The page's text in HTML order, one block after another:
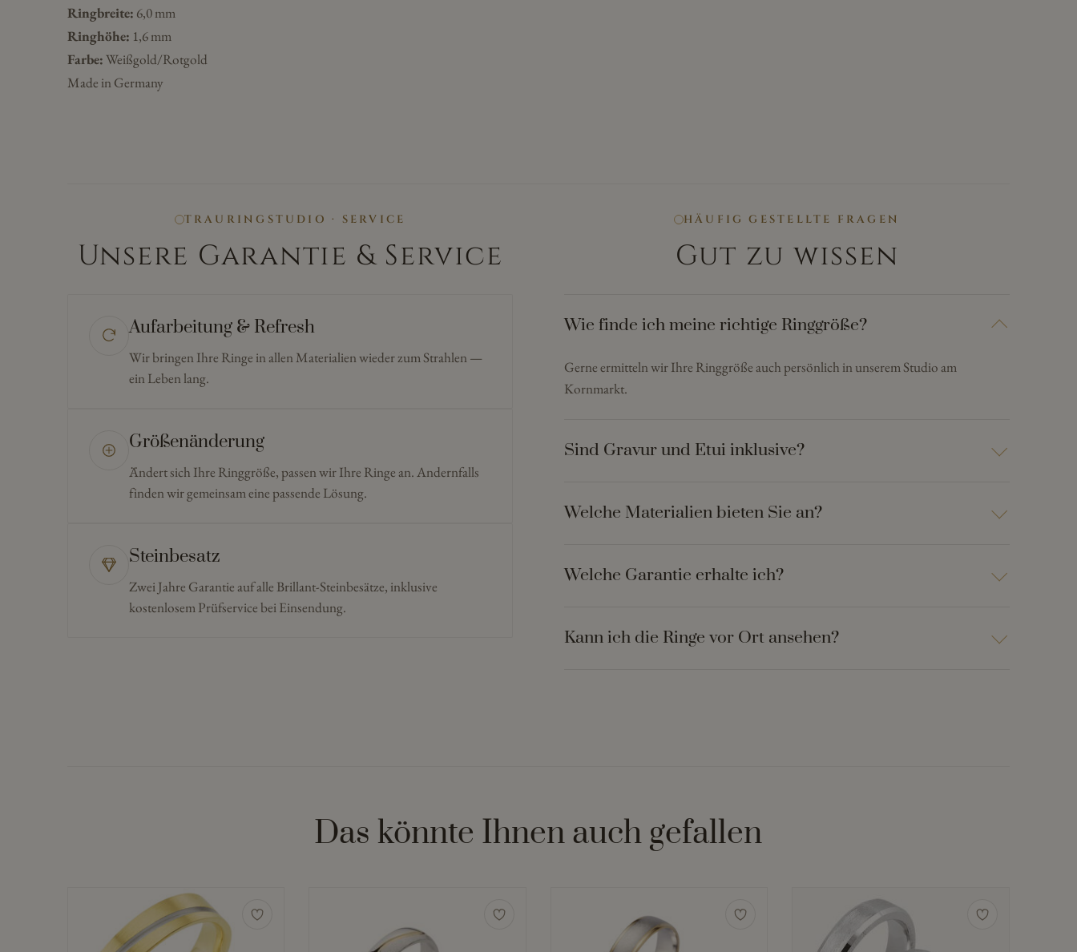
Ringbreite: 6,0 mm
Ringhöhe: 1,6 mm
Farbe: Weißgold/Rotgold
Made in Germany
TRAURINGSTUDIO · SERVICE
Unsere Garantie & Service
Aufarbeitung & Refresh
Wir bringen Ihre Ringe in allen Materialien wieder zum Strahlen —
ein Leben lang.
Größenänderung
Ändert sich Ihre Ringgröße, passen wir Ihre Ringe an. Andernfalls
finden wir gemeinsam eine passende Lösung.
Steinbesatz
Zwei Jahre Garantie auf alle Brillant-Steinbesätze, inklusive
kostenlosem Prüfservice bei Einsendung.
HÄUFIG GESTELLTE FRAGEN
Gut zu wissen
Wie finde ich meine richtige Ringgröße?
Gerne ermitteln wir Ihre Ringgröße auch persönlich in unserem Studio am
Kornmarkt.
Sind Gravur und Etui inklusive?
Welche Materialien bieten Sie an?
Welche Garantie erhalte ich?
Kann ich die Ringe vor Ort ansehen?
Das könnte Ihnen auch gefallen